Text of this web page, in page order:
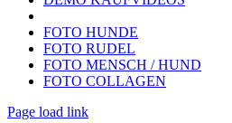
FOTO HUNDE
FOTO RUDEL
FOTO MENSCH / HUND
FOTO COLLAGEN
Page load link